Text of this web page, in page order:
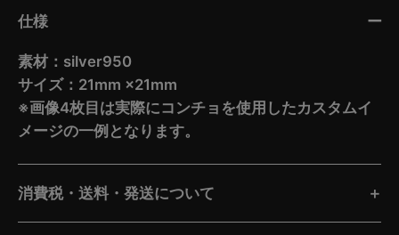
仕様
素材：silver950
サイズ：21mm ×21mm
※画像4枚目は実際にコンチョを使用したカスタムイ
メージの一例となります。
消費税・送料・発送について